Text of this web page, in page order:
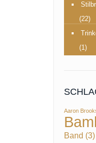
(22)
(1)
Aaron
Band (3)